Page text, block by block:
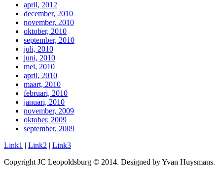
april, 2012
december, 2010
november, 2010
oktober, 2010
september, 2010
juli, 2010
juni, 2010
mei, 2010
april, 2010
maart, 2010
februari, 2010
januari, 2010
november, 2009
oktober, 2009
september, 2009
Link1 | Link2 | Link3
Copyright JC Leopoldsburg © 2014. Designed by Yvan Huysmans.